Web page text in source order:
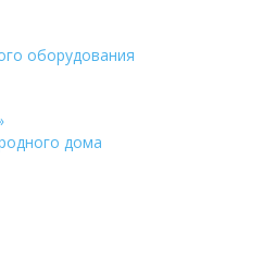
оборудования
дома